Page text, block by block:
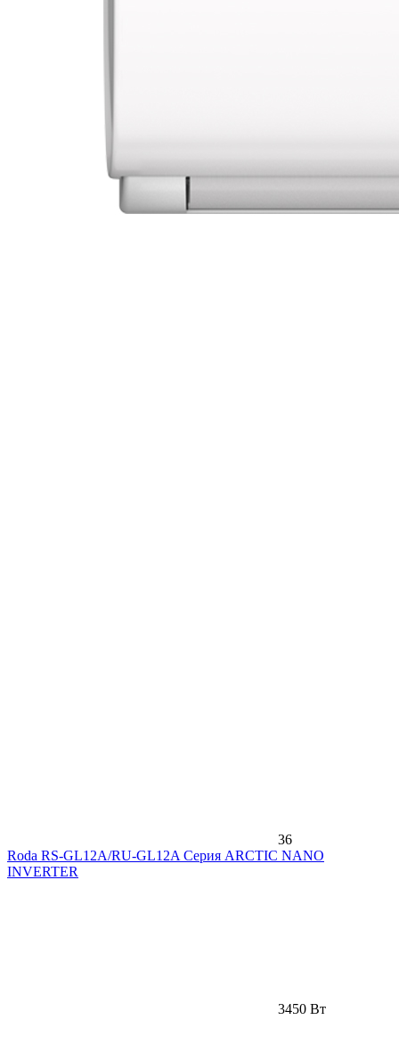
36
Roda RS-GL12A/RU-GL12A Серия ARCTIC NANO
INVERTER
3450 Вт